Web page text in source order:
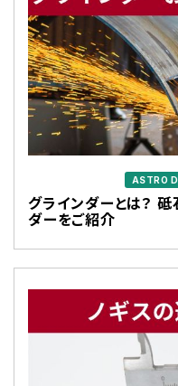
ASTRO
グラインダーとは？
ダーをご紹介